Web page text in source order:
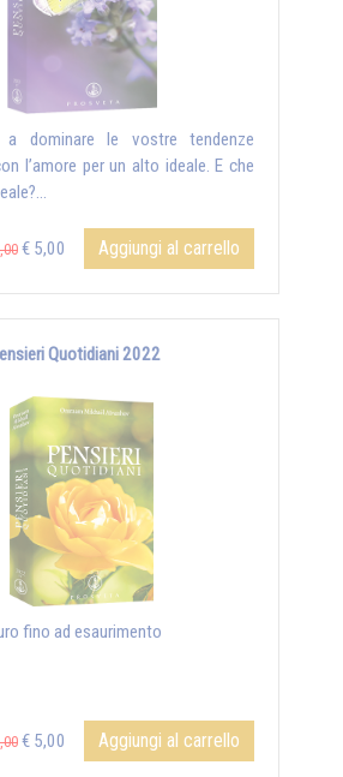
dominare le vostre tendenze
l’amore per un alto ideale. E che
€ 5,00 Aggiungi al carrello
Quotidiani 2022
fino ad esaurimento
€ 5,00 Aggiungi al carrello